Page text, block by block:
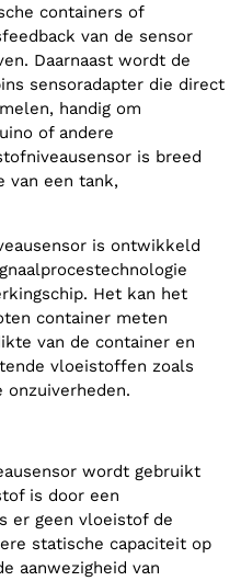
containers of
van de sensor
Daarnaast wordt de
sensoradapter die direct
handig om
of andere
is breed
van een tank,
is ontwikkeld
Het kan het
container meten
van de container en
vloeistoffen zoals
wordt gebruikt
is door een
er geen vloeistof de
statische capaciteit op
aanwezigheid van